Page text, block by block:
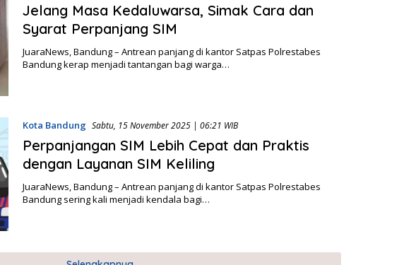
Jelang Masa Kedaluwarsa, Simak Cara dan
Syarat Perpanjang SIM
JuaraNews, Bandung – Antrean panjang di kantor Satpas Polrestabes
Bandung kerap menjadi tantangan bagi warga…
Kota Bandung Sabtu, 15 November 2025 | 06:21 WIB
Perpanjangan SIM Lebih Cepat dan Praktis
dengan Layanan SIM Keliling
JuaraNews, Bandung – Antrean panjang di kantor Satpas Polrestabes
Bandung sering kali menjadi kendala bagi…